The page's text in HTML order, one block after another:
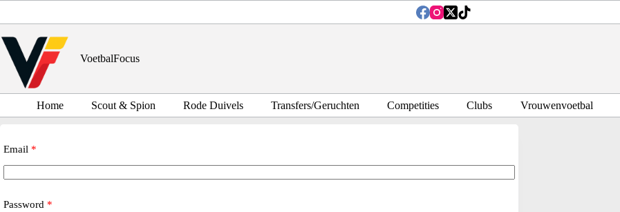
inhoud
VoetbalFocus
Home Scout & Spion Rode Duivels Transfers/Geruchten Competities Clubs Vrouwenvoetbal
Email *
Password *